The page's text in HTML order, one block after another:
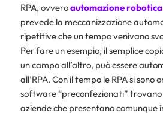
RPA, ovveroautomazione
prevede la meccanizzazione
ripetitive che un tempo venivano
Per fare un esempio, il semplice
un campo all’altro, può essere
all’RPA. Con il tempo le RPA si sono
software “preconfezionati”
aziende che presentano